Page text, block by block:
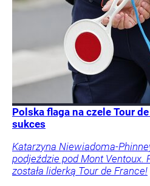
Polska flaga na czele Tour
sukces
Katarzyna Niewiadoma-
podjeździe pod Mont Ventoux.
została liderką Tour de France!